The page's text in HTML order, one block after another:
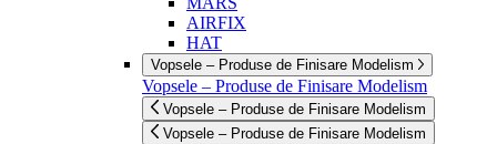
AIRFIX
HAT
Vopsele – Produse de Finisare Modelism
Vopsele – Produse de Finisare Modelism
Vopsele – Produse de Finisare Modelism
Vopsele – Produse de Finisare Modelism